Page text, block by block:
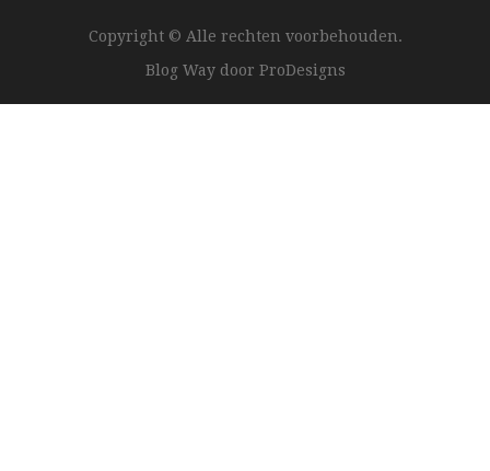
Copyright © Alle rechten voorbehouden.
Blog Way door ProDesigns